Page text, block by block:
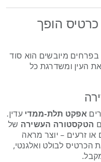
הופך
מיובשים הוא סוד
העין ומשדרגת כל
אפקט תלת-ממדיעדין.
הטקסטורה העשירהשל
זרעים – יוצר מראה
הכרטיס לבולט ואלגנטי,